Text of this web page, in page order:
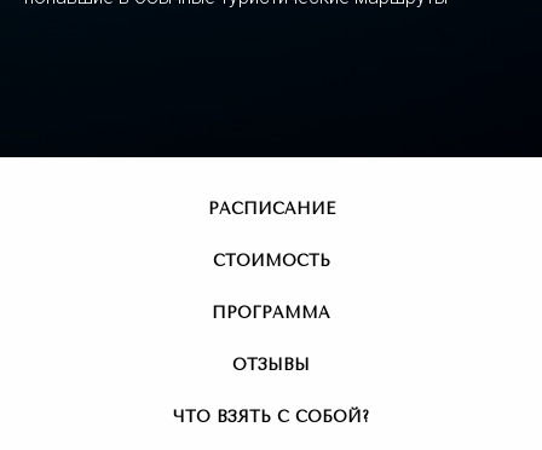
РАСПИСАНИЕ
СТОИМОСТЬ
ПРОГРАММА
ОТЗЫВЫ
ЧТО ВЗЯТЬ С СОБОЙ?